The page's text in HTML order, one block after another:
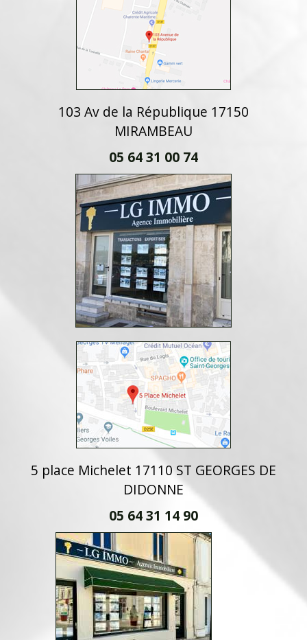
103 Av de la République 17150
MIRAMBEAU
05 64 31 00 74
5 place Michelet 17110 ST GEORGES DE
DIDONNE
05 64 31 14 90